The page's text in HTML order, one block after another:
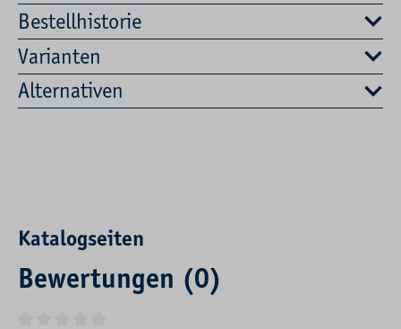
Bestellhistorie
Varianten
Alternativen
Katalogseiten
Bewertungen (0)